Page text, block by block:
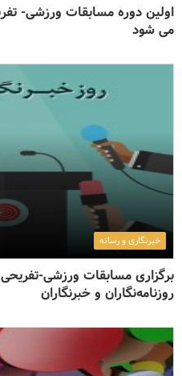
می شود
خبرنگاری و رسانه
برگزاری مسابقات ورزشی-
روزنامه‌نگاران و خبرنگاران